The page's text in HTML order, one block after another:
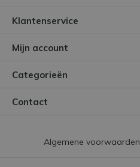
Klantenservice
Mijn account
Categorieën
Contact
Algemene voorwaarden